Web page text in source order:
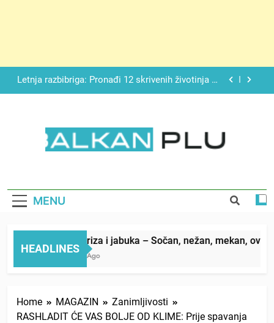
Skip
12 sekundi
Najjednostavniji recept za finu pitu od jogurta
Miks griza i jabuka – Sočan, nežan, mekan, ovaj
kolač će se dopasti svima
Najjednostavniji recept za finu pitu od jogurta
tačnog odgovora izgleda još nismo stigli
MENU
HEADLINES
Miks griza i jabuka – Sočan, nežan, mekan, ovaj
6 Hours Ago
Home MAGAZIN
Zanimljivosti
RASHLADIT ĆE VAS BOLJE OD KLIME: Prije spavanja